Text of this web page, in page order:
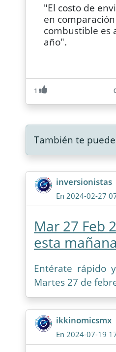
"El costo de
en
combustible es
año".
1
También te
inversionistas
En 2024-02-27
Mar 27 Feb
esta mañana
Entérate rápido
Martes 27 de
ikkinomicsmx
En 2024-07-19